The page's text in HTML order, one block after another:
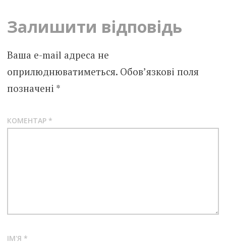
Залишити відповідь
Ваша e-mail адреса не
оприлюднюватиметься. Обов’язкові поля
позначені *
КОМЕНТАР *
ІМ'Я *